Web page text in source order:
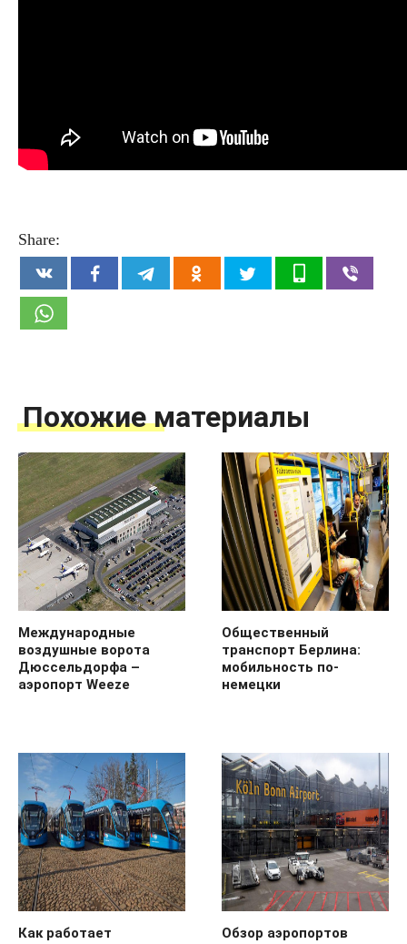
Share:
Похожие материалы
Международные
воздушные ворота
Дюссельдорфа –
аэропорт Weeze
Общественный
транспорт Берлина:
мобильность по-
немецки
Как работает
Обзор аэропортов